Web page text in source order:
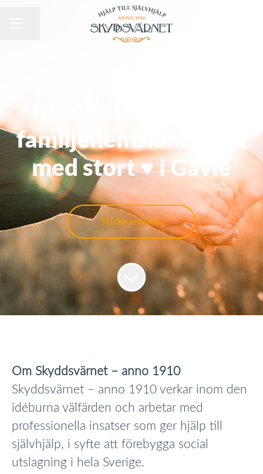
familjehemslonsulent
med stort ♥️ i Gävle
Skicka ansökan
Om Skyddsvärnet – anno 1910
Skyddsvärnet – anno 1910 verkar inom den
idéburna välfärden och arbetar med
professionella insatser som ger hjälp till
självhjälp, i syfte att förebygga social
utslagning i hela Sverige.